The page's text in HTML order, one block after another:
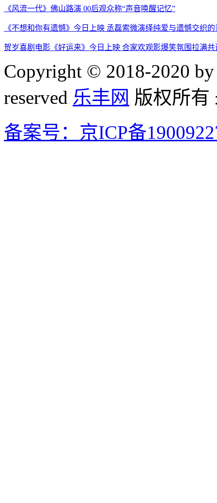
《风流一代》佛山路演 00后观众称“声音唤醒记忆”
《不想和你有遗憾》今日上映 丞磊索微演绎纯爱与遗憾交织
贺岁喜剧电影《好运来》今日上映 合家欢观影爆笑氛围拉满
Copyright © 2018-2020
reserved 乐丰网 版权所有
备案号：京ICP备